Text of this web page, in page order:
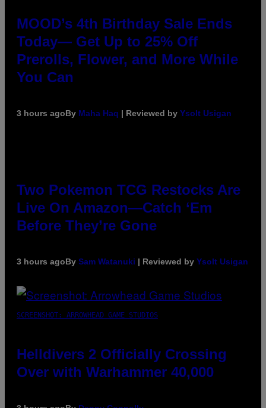
MOOD’s 4th Birthday Sale Ends
Today— Get Up to 25% Off
Prerolls, Flower, and More While
You Can
3 hours agoBy Maha Haq | Reviewed by Ysolt Usigan
Two Pokemon TCG Restocks Are
Live On Amazon—Catch ‘Em
Before They’re Gone
3 hours agoBy Sam Watanuki | Reviewed by Ysolt Usigan
SCREENSHOT: ARROWHEAD GAME STUDIOS
Helldivers 2 Officially Crossing
Over with Warhammer 40,000